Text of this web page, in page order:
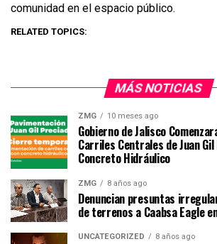
comunidad en el espacio público.
RELATED TOPICS:
MÁS NOTICIAS
ZMG 10 meses ago
Gobierno de Jalisco
Carriles Centrales de Juan
Concreto Hidráulico
ZMG 8 años ago
Denuncian presuntas
de terrenos a Caabsa Eagle
UNCATEGORIZED 8 años ago